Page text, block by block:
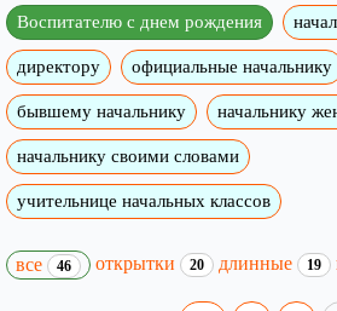
Воспитателю с днем рождения
директору официальные начальнику
бывшему начальнику начальнику
начальнику своими словами
учительнице начальных классов
все 46 открытки 20 длинные 19